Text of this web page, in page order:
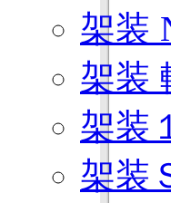
架装
架装
架装
架装